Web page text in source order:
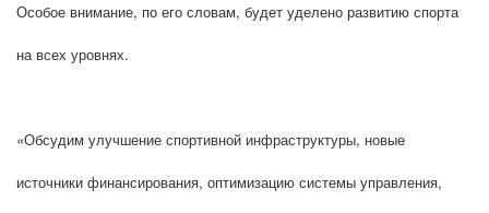
Особое внимание, по его словам, будет уделено развитию спорта
на всех уровнях.
«Обсудим улучшение спортивной инфраструктуры, новые
источники финансирования, оптимизацию системы управления,